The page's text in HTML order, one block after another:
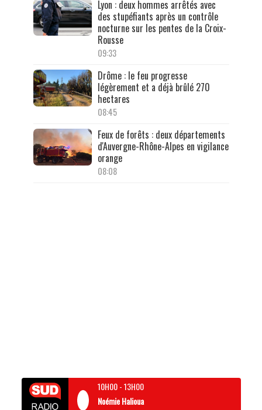
Lyon : deux hommes arrêtés avec
des stupéfiants après un contrôle
nocturne sur les pentes de la Croix-
Rousse
09:33
Drôme : le feu progresse
légèrement et a déjà brûlé 270
hectares
08:45
Feux de forêts : deux départements
d'Auvergne-Rhône-Alpes en vigilance
orange
08:08
10H00-13H00
Noémie Halioua